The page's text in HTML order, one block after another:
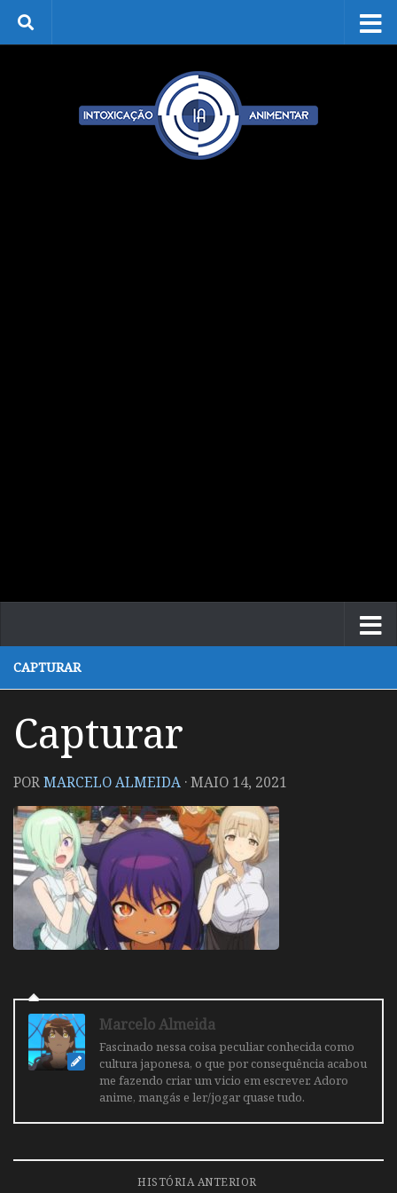
Skip to content
CAPTURAR
Capturar
PORMARCELO ALMEIDA ·MAIO 14, 2021
Marcelo Almeida
Fascinado nessa coisa peculiar conhecida como
cultura japonesa, o que por consequência acabou
me fazendo criar um vicio em escrever. Adoro
anime, mangás e ler/jogar quase tudo.
HISTÓRIA ANTERIOR